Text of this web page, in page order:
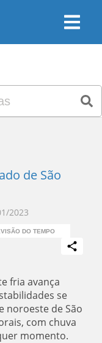
de São
2023
DO TEMPO
fria avança
se
noroeste de São
com chuva
momento.